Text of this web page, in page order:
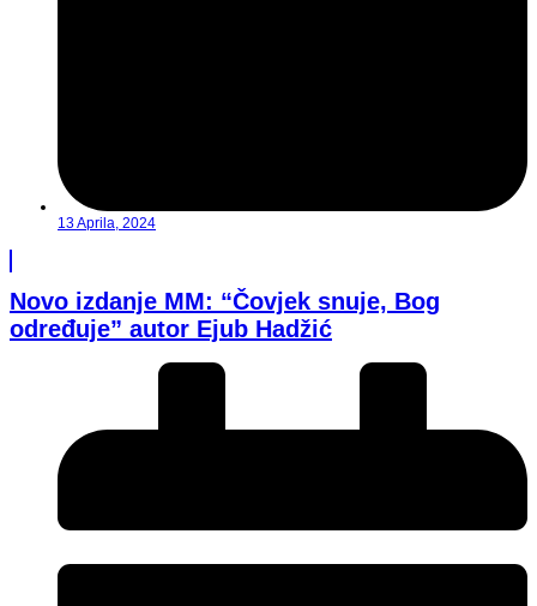
13 Aprila, 2024
Novo izdanje MM: “Čovjek snuje, Bog
određuje” autor Ejub Hadžić